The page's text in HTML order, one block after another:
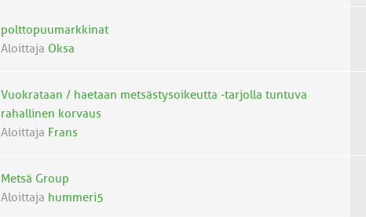
polttopuumarkkinat
Aloittaja Oksa
Vuokrataan / haetaan metsästysoikeutta -tarjolla tuntuva
rahallinen korvaus
Aloittaja Frans
Metsä Group
Aloittaja hummeri5